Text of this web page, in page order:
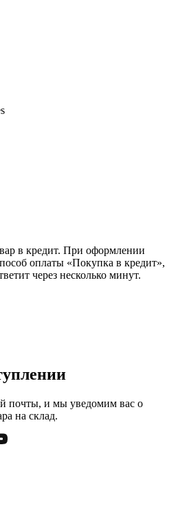
в кредит. При оформлении
оплаты «Покупка в кредит»,
через несколько минут.
почты, и мы уведомим вас о
на склад.